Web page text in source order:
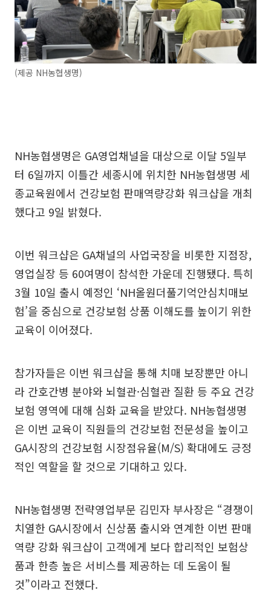
(제공 NH농협생명)
NH농협생명은 GA영업채널을 대상으로 이달 5일부
터 6일까지 이틀간 세종시에 위치한 NH농협생명 세
종교육원에서 건강보험 판매역량강화 워크샵을 개최
했다고 9일 밝혔다.
이번 워크샵은 GA채널의 사업국장을 비롯한 지점장,
영업실장 등 60여명이 참석한 가운데 진행됐다. 특히
3월 10일 출시 예정인 ‘NH올원더풀기억안심치매보
험’을 중심으로 건강보험 상품 이해도를 높이기 위한
교육이 이어졌다.
참가자들은 이번 워크샵을 통해 치매 보장뿐만 아니
라 간호간병 분야와 뇌혈관·심혈관 질환 등 주요 건강
보험 영역에 대해 심화 교육을 받았다. NH농협생명
은 이번 교육이 직원들의 건강보험 전문성을 높이고
GA시장의 건강보험 시장점유율(M/S) 확대에도 긍정
적인 역할을 할 것으로 기대하고 있다.
NH농협생명 전략영업부문 김민자 부사장은 “경쟁이
치열한 GA시장에서 신상품 출시와 연계한 이번 판매
역량 강화 워크샵이 고객에게 보다 합리적인 보험상
품과 한층 높은 서비스를 제공하는 데 도움이 될
것”이라고 전했다.